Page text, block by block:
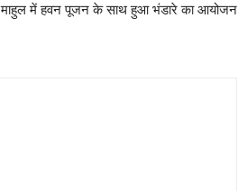
माहुल में हवन पूजन के साथ हुआ भंडारे का आयोजन